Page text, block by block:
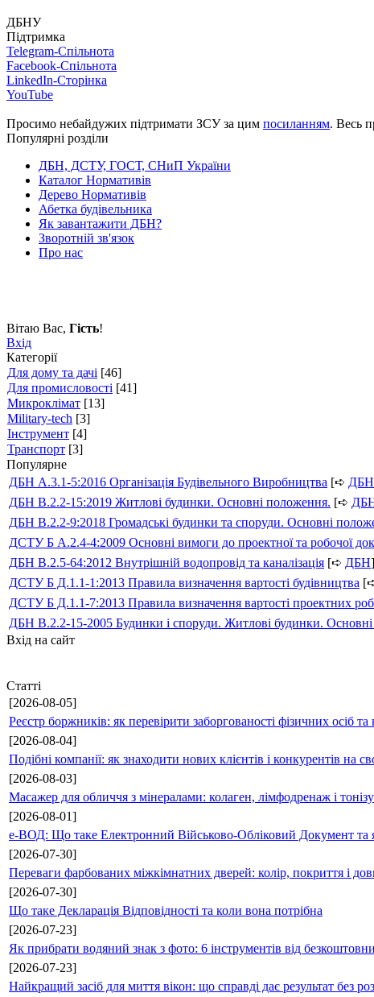
ДБНУ
Підтримка
Telegram-Спільнота
Facebook-Спільнота
LinkedIn-Сторінка
YouTube
Просимо небайдужих підтримати ЗСУ за цим посиланням. Весь
Популярні розділи
ДБН, ДСТУ, ГОСТ, СНиП України
Каталог Нормативів
Дерево Нормативів
Абетка будівельника
Як завантажити ДБН?
Зворотній зв'язок
Про нас
Вітаю Вас, Гість!
Вхід
Категорії
Для дому та дачі [46]
Для промисловості [41]
Микроклімат [13]
Military-tech [3]
Інструмент [4]
Транспорт [3]
Популярне
ДБН А.3.1-5:2016 Організація Будівельного Виробництва [➪ ДБН
ДБН В.2.2-15:2019 Житлові будинки. Основні положення. [➪
ДБН В.2.2-9:2018 Громадські будинки та споруди. Основні
ДСТУ Б А.2.4-4:2009 Основні вимоги до проектної та робочої
ДБН В.2.5-64:2012 Внутрішній водопровід та каналізація [➪ ДБН]
ДСТУ Б Д.1.1-1:2013 Правила визначення вартості будівництва
ДСТУ Б Д.1.1-7:2013 Правила визначення вартості проектних
ДБН В.2.2-15-2005 Будинки і споруди. Житлові будинки.
Вхід на сайт
Статті
[2026-08-05]
Реєстр боржників: як перевірити заборгованості фізичних осіб та
[2026-08-04]
Подібні компанії: як знаходити нових клієнтів і конкурентів на
[2026-08-03]
Масажер для обличчя з мінералами: колаген, лімфодренаж і
[2026-08-01]
е-ВОД: Що таке Електронний Військово-Обліковий Документ та
[2026-07-30]
Переваги фарбованих міжкімнатних дверей: колір, покриття і
[2026-07-30]
Що таке Декларація Відповідності та коли вона потрібна
[2026-07-23]
Як прибрати водяний знак з фото: 6 інструментів від
[2026-07-23]
Найкращий засіб для миття вікон: що справді дає результат без